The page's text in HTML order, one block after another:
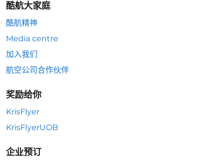
酷航大家庭
酷航精神
Media centre
加入我们
航空公司合作伙伴
奖励给你
KrisFlyer
KrisFlyerUOB
企业预订